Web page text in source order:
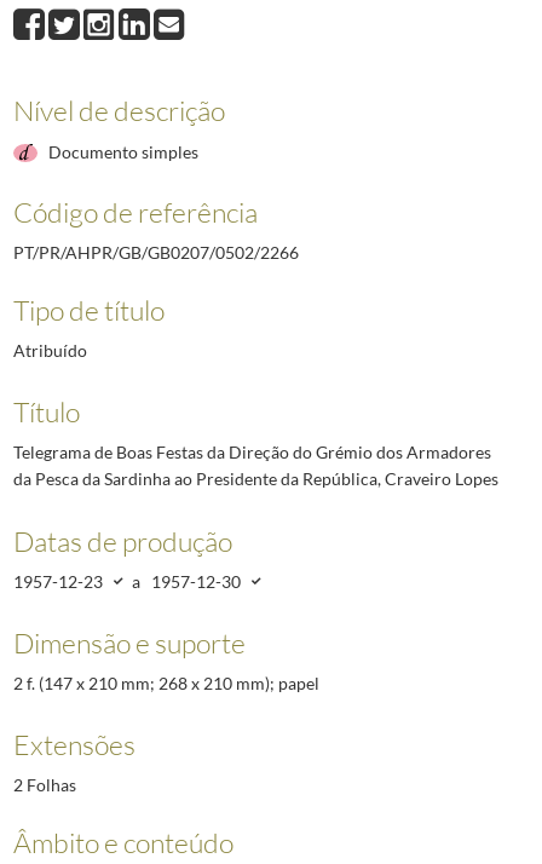
2266Telegrama de Boas Festas da Direção do Grémio dos Armadores da
2267Cartão de Boas Festas da Direção do Sindicato Nacional dos
2269
Cartão de Boas Festas da Direção do Sindicato Nacional dos
Cartão de Boas Festas da Direção do Clube Artístico Musical de
2271Ofício do Presidente da Junta de Freguesia de Olhão, João Carlos da
2492Telegrama do Governador Militar Interino da Madeira ao Chefe da
Nível de descrição
Documento simples
Código de referência
PT/PR/AHPR/GB/GB0207/0502/2266
Tipo de título
Atribuído
Título
Telegrama de Boas Festas da Direção do Grémio dos Armadores
da Pesca da Sardinha ao Presidente da República, Craveiro Lopes
Datas de produção
1957-12-23 a 1957-12-30
Dimensão e suporte
2 f. (147 x 210 mm; 268 x 210 mm); papel
Extensões
2 Folhas
Âmbito e conteúdo